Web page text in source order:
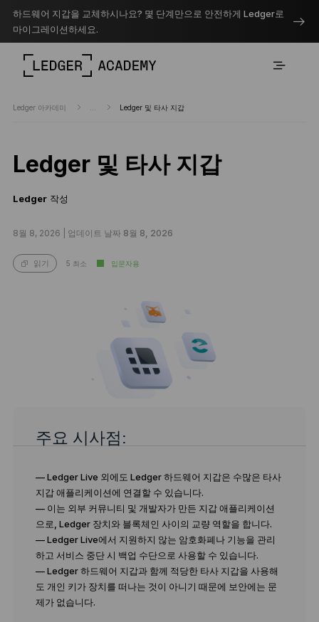
하드웨어 지갑을 교체하시나요? 몇 단계만으로 안전하게 Ledger로
마이그레이션하세요.
Ledger 아카데미 Ledger 및 타사 지갑
Ledger 및 타사 지갑
Ledger작성
8월 8, 2026 | 업데이트 날짜 8월 8, 2026
읽기 5 최소 입문자용
주요 시사점:
— Ledger Live 외에도 Ledger 하드웨어 지갑은 수많은 타사
지갑 애플리케이션에 연결할 수 있습니다.
— 이는 외부 커뮤니티 및 개발자가 만든 지갑 애플리케이션
으로, Ledger 장치와 블록체인 사이의 교량 역할을 합니다.
— Ledger Live에서 지원하지 않는 암호화폐나 기능을 관리
하고 서비스 중단 시 백업 수단으로 사용할 수 있습니다.
— Ledger 하드웨어 지갑과 함께 적당한 타사 지갑을 사용해
도 개인 키가 장치를 떠나는 것이 아니기 때문에 보안에는 문
제가 없습니다.